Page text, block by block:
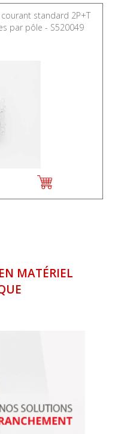
courant standard 2P+T
par pôle - S520049
MATÉRIEL